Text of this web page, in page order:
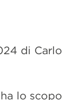
di Carlo
lo scopo